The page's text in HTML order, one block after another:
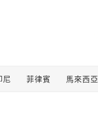
尼 菲律賓 馬來西亞